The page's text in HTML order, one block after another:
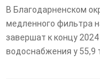
В Благодарненском
медленного фильтра
завершат к концу
водоснабжения у 55,9